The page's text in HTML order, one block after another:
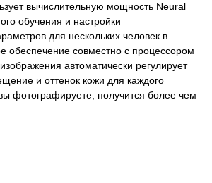
вычислительную мощность Neural
обучения и настройки
для нескольких человек в
обеспечение совместно с процессором
автоматически регулирует
и оттенок кожи для каждого
фотографируете, получится более чем